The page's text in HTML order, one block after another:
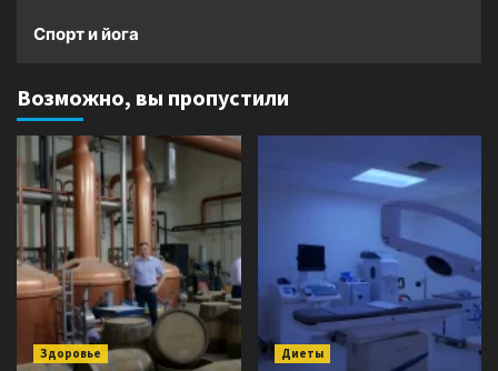
Спорт и йога
Возможно, вы пропустили
Здоровье Диеты